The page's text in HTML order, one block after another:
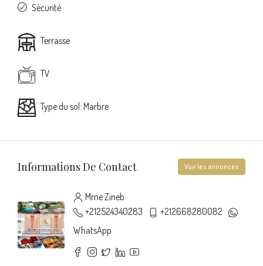
Sécurité
Terrasse
TV
Type du sol: Marbre
Informations De Contact Voir les annonces
Mme Zineb
+212524340283
+212668280082
WhatsApp